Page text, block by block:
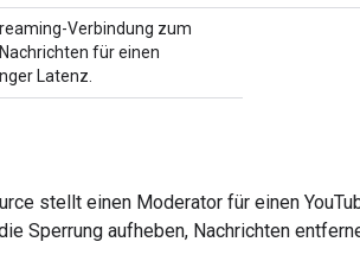
Verbindung zum
für einen
Latenz.
stellt einen Moderator für einen
Sperrung aufheben, Nachrichten